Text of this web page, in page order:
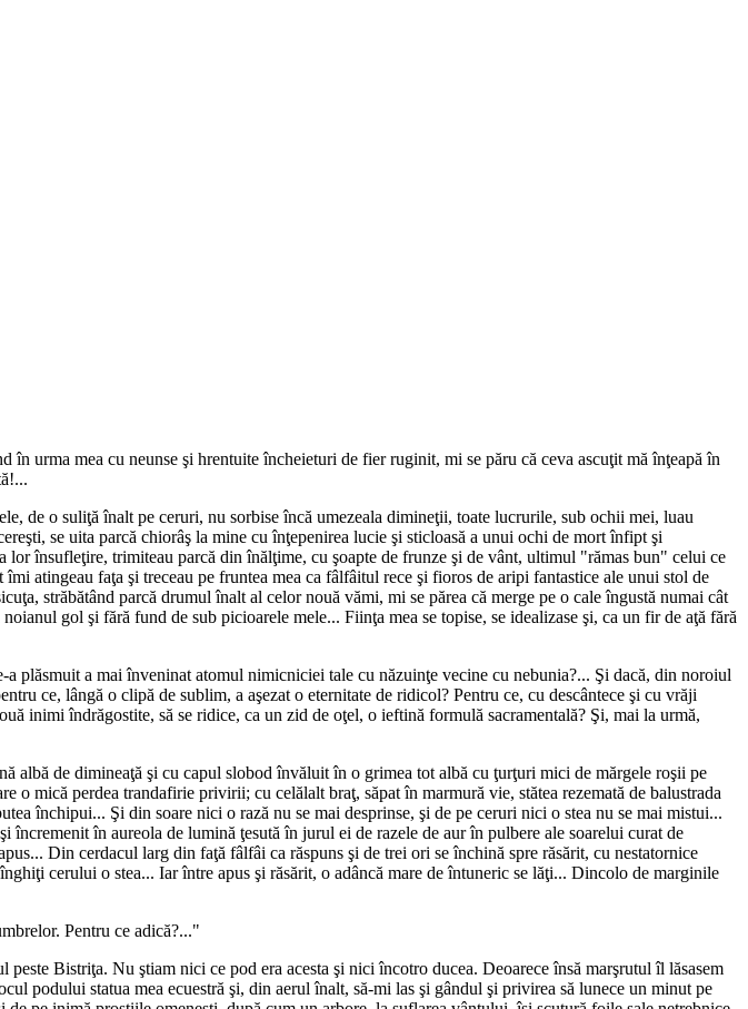
urma mea cu neunse şi hrentuite încheieturi de fier ruginit, mi se păru că ceva ascuţit mă înţeapă în
de o suliţă înalt pe ceruri, nu sorbise încă umezeala dimineţii, toate lucrurile, sub ochii mei, luau
se uita parcă chiorâş la mine cu înţepenirea lucie şi sticloasă a unui ochi de mort înfipt şi
însufleţire, trimiteau parcă din înălţime, cu şoapte de frunze şi de vânt, ultimul "rămas bun" celui ce
atingeau faţa şi treceau pe fruntea mea ca fâlfâitul rece şi fioros de aripi fantastice ale unui stol de
străbătând parcă drumul înalt al celor nouă vămi, mi se părea că merge pe o cale îngustă numai cât
gol şi fără fund de sub picioarele mele... Fiinţa mea se topise, se idealizase şi, ca un fir de aţă fără
plăsmuit a mai înveninat atomul nimicniciei tale cu năzuinţe vecine cu nebunia?... Şi dacă, din noroiul
ce, lângă o clipă de sublim, a aşezat o eternitate de ridicol? Pentru ce, cu descântece şi cu vrăji
inimi îndrăgostite, să se ridice, ca un zid de oţel, o ieftină formulă sacramentală? Şi, mai la urmă,
albă de dimineaţă şi cu capul slobod învăluit în o grimea tot albă cu ţurţuri mici de mărgele roşii pe
mică perdea trandafirie privirii; cu celălalt braţ, săpat în marmură vie, stătea rezemată de balustrada
închipui... Şi din soare nici o rază nu se mai desprinse, şi de pe ceruri nici o stea nu se mai mistui...
în aureola de lumină ţesută în jurul ei de razele de aur în pulbere ale soarelui curat de
Din cerdacul larg din faţă fâlfâi ca răspuns şi de trei ori se închină spre răsărit, cu nestatornice
cerului o stea... Iar între apus şi răsărit, o adâncă mare de întuneric se lăţi... Dincolo de marginile
Pentru ce adică?..."
Bistriţa. Nu ştiam nici ce pod era acesta şi nici încotro ducea. Deoarece însă marşrutul îl lăsasem
podului statua mea ecuestră şi, din aerul înalt, să-mi las şi gândul şi privirea să lunece un minut pe